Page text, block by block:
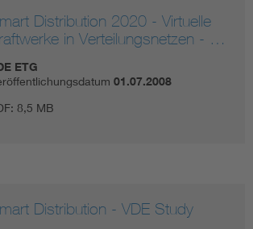
Distribution 2020 - Virtuelle
in Verteilungsnetzen - …
ETG
01.07.2008
8,5 MB
Distribution - VDE Study